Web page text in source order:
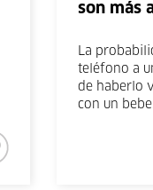
son más
La
teléfono a
de haberlo
con un